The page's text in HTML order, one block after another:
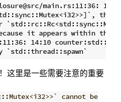
main.rs:11:36:
the
it appears within the
14:10
这里是一些需要注意的重要
cannot be